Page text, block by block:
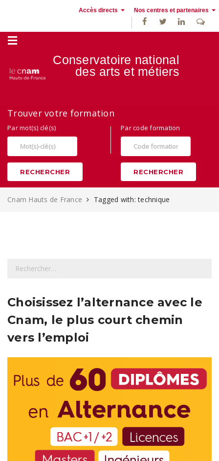
Accès directs Nos centres et partenaires
France
Conservatoire national
des arts et métiers
Trouver votre formation
Par mot(s) clé(s)
RECHERCHER
Par code formation
RECHERCHER
Cnam Hauts de France Tagged with: technique
h
r
c
e
Choisissez l’alternance avec le
Cnam, le plus court chemin
vers l’emploi